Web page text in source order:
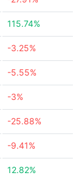
115.74%
-3.25%
-5.55%
-3%
-25.88%
-9.41%
12.82%